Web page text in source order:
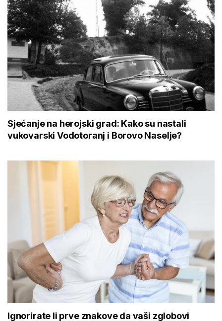
Sjećanje na herojski grad: Kako su nastali
vukovarski Vodotoranj i Borovo Naselje?
Ignorirate li prve znakove da vaši zglobovi